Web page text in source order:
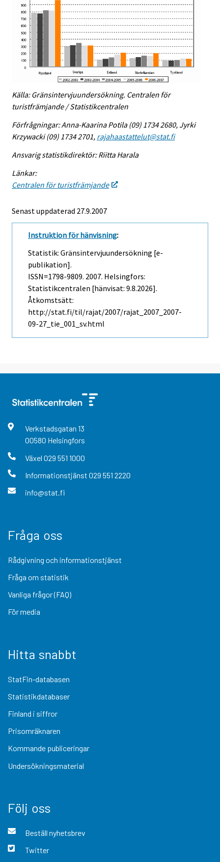
Källa: Gränsintervjuundersökning. Centralen för
turistfrämjande / Statistikcentralen
Förfrågningar: Anna-Kaarina Potila (09) 1734 2680, Jyrki
Krzywacki (09) 1734 2701, rajahaastattelut@stat.fi
Ansvarig statistikdirektör: Riitta Harala
Länkar:
Centralen för turistfrämjande
Senast uppdaterad 27.9.2007
Instruktion för hänvisning:
Statistik: Gränsintervjuundersökning [e-
publikation].
ISSN=1798-9809. 2007. Helsingfors:
Statistikcentralen [hänvisat: 9.8.2026].
Åtkomstsätt:
http://stat.fi/til/rajat/2007/rajat_2007_2007-
09-27_tie_001_sv.html
Verkstadsgatan 13
00580 Helsingfors
Växel 029 551 1000
Informationstjänst 029 551 2220
info@stat.fi
Fråga oss
Rådgivning och informationstjänst
Fråga om statistik
Vanliga frågor (FAQ)
För media
Hitta snabbt
StatFin-databasen
Statistikdatabaser
Finland i siffror
Prisomräknaren
Kommande publiceringar
Undersökningsmaterial
Följ oss
Beställ nyhetsbrev
Twitter